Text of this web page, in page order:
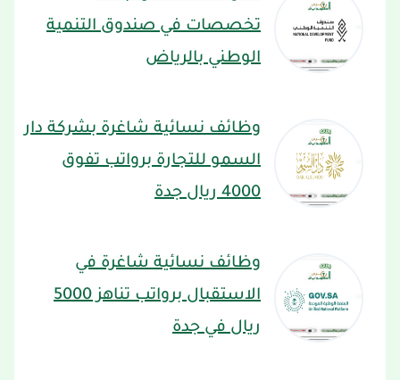
تخصصات في صندوق التنمية
الوطني بالرياض
وظائف نسائية شاغرة بشركة دار
السمو للتجارة برواتب تفوق
4000 ريال جدة
وظائف نسائية شاغرة في
الاستقبال برواتب تناهز 5000
ريال في جدة